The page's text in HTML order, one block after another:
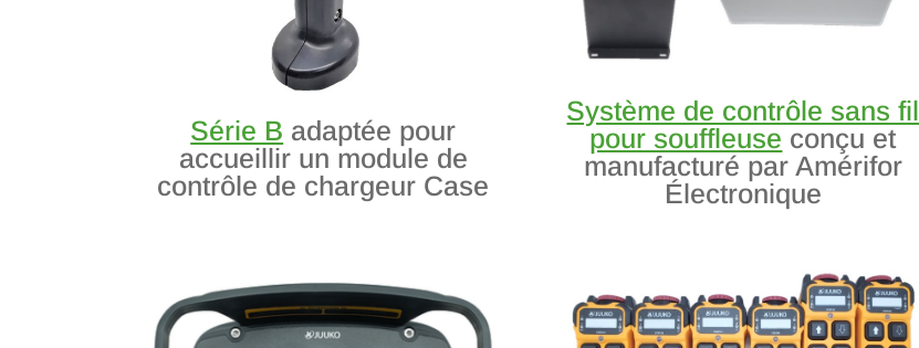
Série B adaptée pour
accueillir un module de
contrôle de chargeur Case
Système de contrôle sans fil
pour souffleuse conçu et
manufacturé par Amérifor
Électronique